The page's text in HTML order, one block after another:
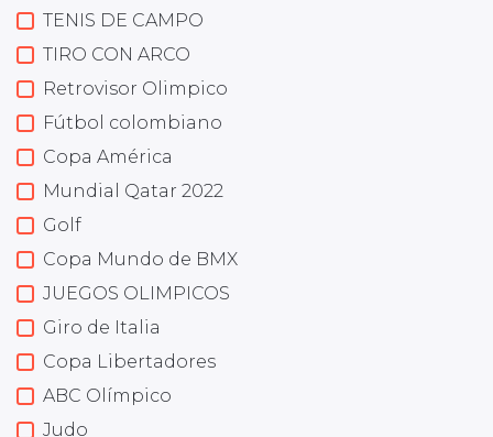
TENIS DE CAMPO
TIRO CON ARCO
Retrovisor Olimpico
Fútbol colombiano
Copa América
Mundial Qatar 2022
Golf
Copa Mundo de BMX
JUEGOS OLIMPICOS
Giro de Italia
Copa Libertadores
ABC Olímpico
Judo